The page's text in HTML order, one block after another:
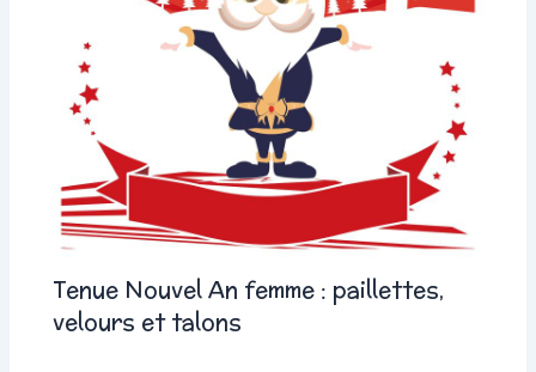
Tenue Nouvel An femme : paillettes,
velours et talons